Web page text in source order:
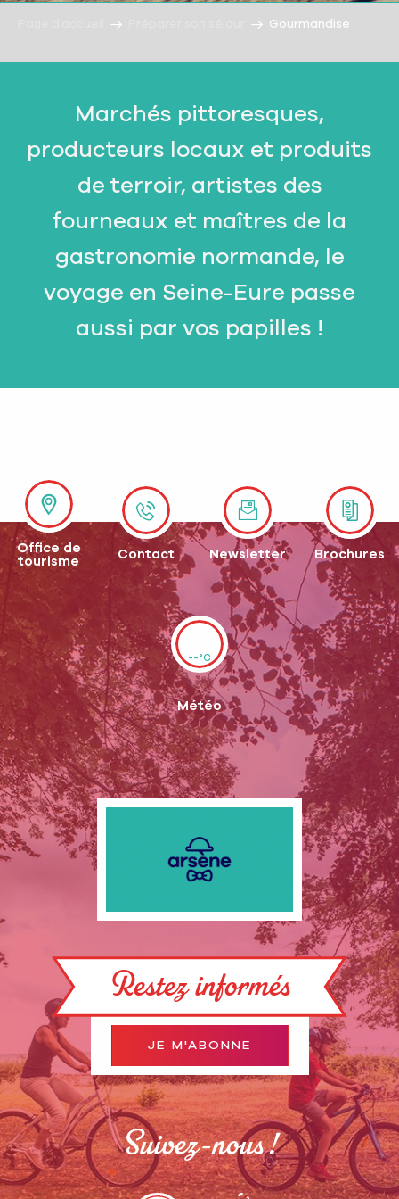
Gourmandise
Marchés pittoresques,
producteurs locaux et produits
de terroir, artistes des
fourneaux et maîtres de la
gastronomie normande, le
voyage en Seine-Eure passe
aussi par vos papilles !
Office de
tourisme
Contact Newsletter Brochures
--°C
Météo
Restez informés
JE M'ABONNE
Suivez-nous !